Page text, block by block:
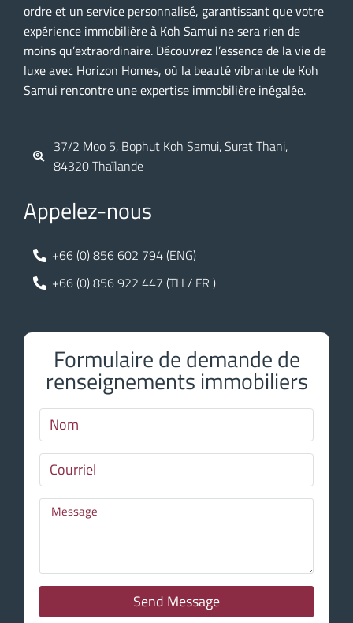
ordre et un service personnalisé, garantissant que votre
expérience immobilière à Koh Samui ne sera rien de
moins qu’extraordinaire. Découvrez l’essence de la vie de
luxe avec Horizon Homes, où la beauté vibrante de Koh
Samui rencontre une expertise immobilière inégalée.
37/2 Moo 5, Bophut Koh Samui, Surat Thani,
84320 Thaïlande
Appelez-nous
+66 (0) 856 602 794 (ENG)
+66 (0) 856 922 447 (TH / FR )
Formulaire de demande de
renseignements immobiliers
Send Message